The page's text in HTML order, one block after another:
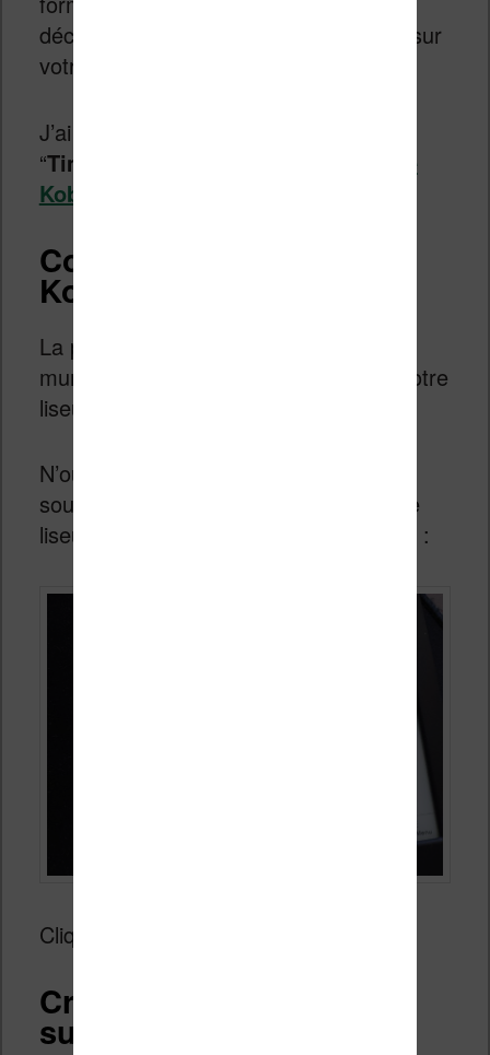
décompresser avant de les transférer sur
votre liseuse.
J’ai choisi une police qui s’appelle
“Timeless
liseuse
Kobo
Connecter votre liseuse
Kobo à votre ordinateur
La première chose à faire est de vous
munir d’un câble USB pour brancher votre
liseuse à un ordinateur.
N’oubliez pas de valider que vous
souhaitez accéder aux fichiers de votre
liseuse lorsque l’écran suivant apparaît :
Cliquer sur le bouton « connecter ».
Créer le dossier « fonts »
sur votre liseuse